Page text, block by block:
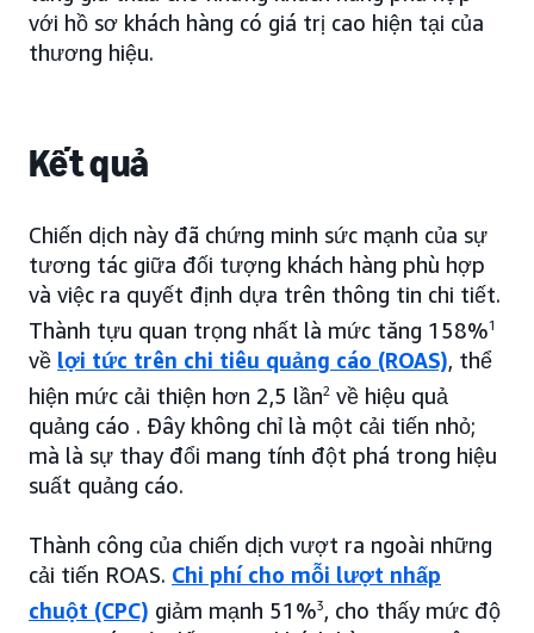
với hồ sơ khách hàng có giá trị cao hiện tại của
thương hiệu.
Kết quả
Chiến dịch này đã chứng minh sức mạnh của sự
tương tác giữa đối tượng khách hàng phù hợp
và việc ra quyết định dựa trên thông tin chi tiết.
Thành tựu quan trọng nhất là mức tăng 158%1
về lợi tức trên chi tiêu quảng cáo (ROAS), thể
hiện mức cải thiện hơn 2,5 lần2 về hiệu quả
quảng cáo . Đây không chỉ là một cải tiến nhỏ;
mà là sự thay đổi mang tính đột phá trong hiệu
suất quảng cáo.
Thành công của chiến dịch vượt ra ngoài những
cải tiến ROAS. Chi phí cho mỗi lượt nhấp
chuột (CPC) giảm mạnh 51%3, cho thấy mức độ